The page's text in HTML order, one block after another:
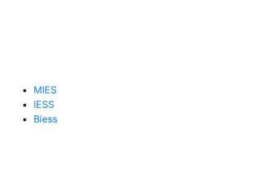
MIES
IESS
Biess